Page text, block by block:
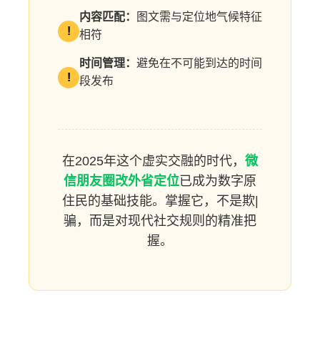
!
内容匹配：
图文需与定位地气候特征
相符
!
时间管理： 避免在不可能到达的时间
段发布
在2025年这个虚实交融的时代， 微
信朋友圈改外省定位已成为数字原
住民的基础技能。掌握它，不是欺|
骗，而是对现代社交规则的精准把
握。